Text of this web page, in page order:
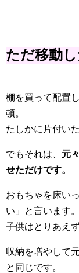
ただ移動
棚を買って配置
頓。
たしかに片付い
でもそれは、 元
せただけです。
おもちゃを床い
い」と言います。
子供はとりあえ
収納を増やして
と同じです。